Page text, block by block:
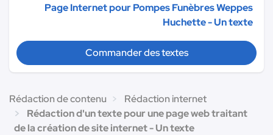
Page Internet pour Pompes Funèbres Weppes
Huchette - Un texte
Commander des textes
Rédaction de contenu
Rédaction internet
Rédaction d'un texte pour une page web traitant
de la création de site internet - Un texte